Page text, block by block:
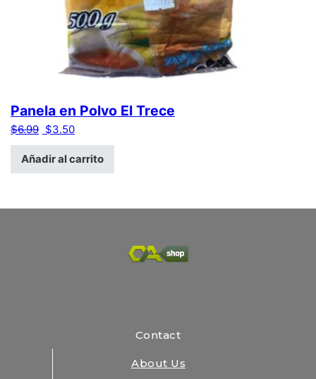
Panela en Polvo El Trece
$6.99 El precio original era: $6.99.
$3.50El precio actual es: $3.50.
Añadir al carrito
Contact
About Us